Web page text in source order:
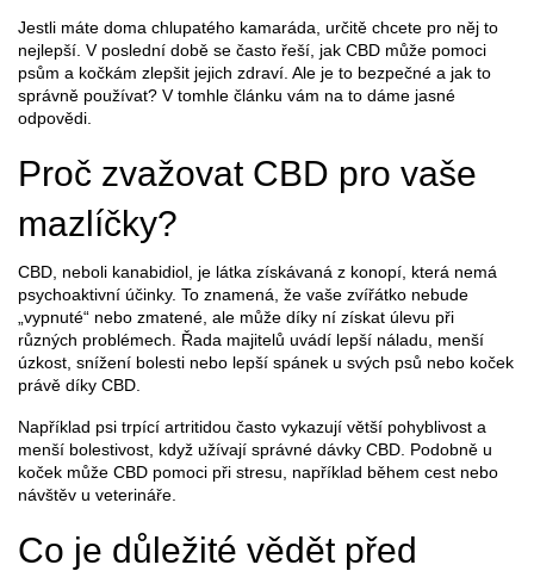
Jestli máte doma chlupatého kamaráda, určitě chcete pro něj to
nejlepší. V poslední době se často řeší, jak CBD může pomoci
psům a kočkám zlepšit jejich zdraví. Ale je to bezpečné a jak to
správně používat? V tomhle článku vám na to dáme jasné
odpovědi.
Proč zvažovat CBD pro vaše
mazlíčky?
CBD, neboli kanabidiol, je látka získávaná z konopí, která nemá
psychoaktivní účinky. To znamená, že vaše zvířátko nebude
„vypnuté“ nebo zmatené, ale může díky ní získat úlevu při
různých problémech. Řada majitelů uvádí lepší náladu, menší
úzkost, snížení bolesti nebo lepší spánek u svých psů nebo koček
právě díky CBD.
Například psi trpící artritidou často vykazují větší pohyblivost a
menší bolestivost, když užívají správné dávky CBD. Podobně u
koček může CBD pomoci při stresu, například během cest nebo
návštěv u veterináře.
Co je důležité vědět před